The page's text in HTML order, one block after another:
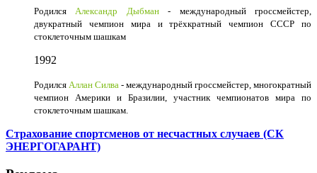
РодилсяАлександр Дыбман- международный гроссмейстер,
двукратный чемпион мира и трёхкратный чемпион СССР по
стоклеточным шашкам
1992
Родился Аллан Силва - международный гроссмейстер, многократный
чемпион Америки и Бразилии, участник чемпионатов мира по
стоклеточным шашкам.
Страхование спортсменов от несчастных случаев (СК
ЭНЕРГОГАРАНТ)